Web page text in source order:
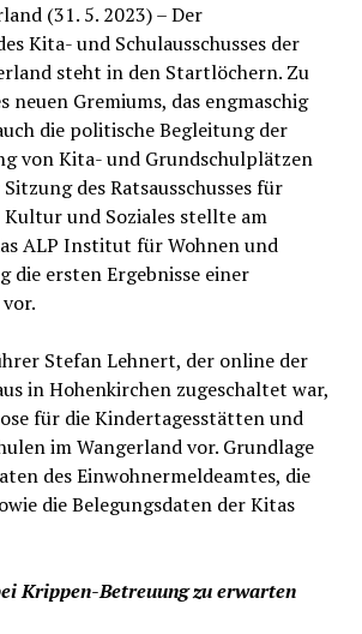
(31. 5. 2023) – Der
Kita- und Schulausschusses der
steht in den Startlöchern. Zu
neuen Gremiums, das engmaschig
die politische Begleitung der
von Kita- und Grundschulplätzen
des Ratsausschusses für
Kultur und Soziales stellte am
ALP Institut für Wohnen und
die ersten Ergebnisse einer
Stefan Lehnert, der online der
in Hohenkirchen zugeschaltet war,
für die Kindertagesstätten und
im Wangerland vor. Grundlage
des Einwohnermeldeamtes, die
die Belegungsdaten der Kitas
Krippen-Betreuung zu erwarten